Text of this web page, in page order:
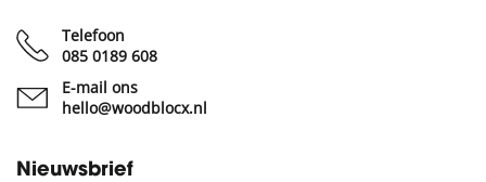
Telefoon
085 0189 608
E-mail ons
hello@woodblocx.nl
Nieuwsbrief